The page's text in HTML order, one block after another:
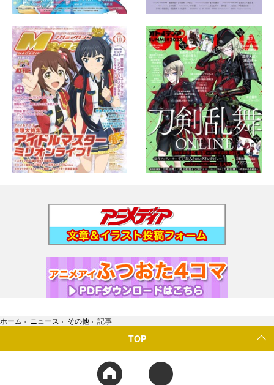
ホーム › ニュース › その他 › 記事
TOP